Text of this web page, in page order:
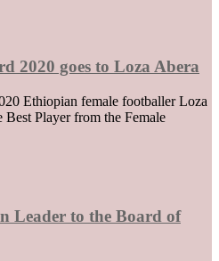
2020 goes to Loza Abera
Ethiopian female footballer Loza
Best Player from the Female
Leader to the Board of